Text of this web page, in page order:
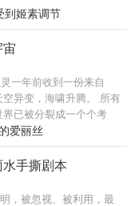
龙的守护者，火神神位
学院精英大赛的硝烟散
是武魂帝国掀起的血雨
冰冷计划，是古老家族
的呼唤。 这不是一个关
成长、抉择与坚守的故
盘上，闯出属于自己的
尽荆棘，在斗罗大陆的
铭文。
果对面是令使的话，可
吗？大公：会赢的！ 随
二创的曝光。 卡芙卡：
到姬素调节
一年前收到一份来自
空异变，海啸升腾。 所有
已被分裂成一个个考
生活中，“咪咪风情酒
停留在最后一次的篮球
奶的力气都噢不起嘴
复意识，发现自己居然
黑的猫咪。 邱鱼：“喵
爱丽丝
手撕剧本
，被忽视、被利用，最